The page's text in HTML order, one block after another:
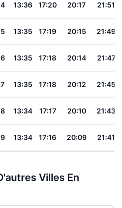
13:36 17:20 20:17 21:51
13:35 17:19 20:15 21:49
13:35 17:18 20:14 21:47
13:35 17:18 20:12 21:45
13:34 17:17 20:10 21:43
13:34 17:16 20:09 21:41
Villes En